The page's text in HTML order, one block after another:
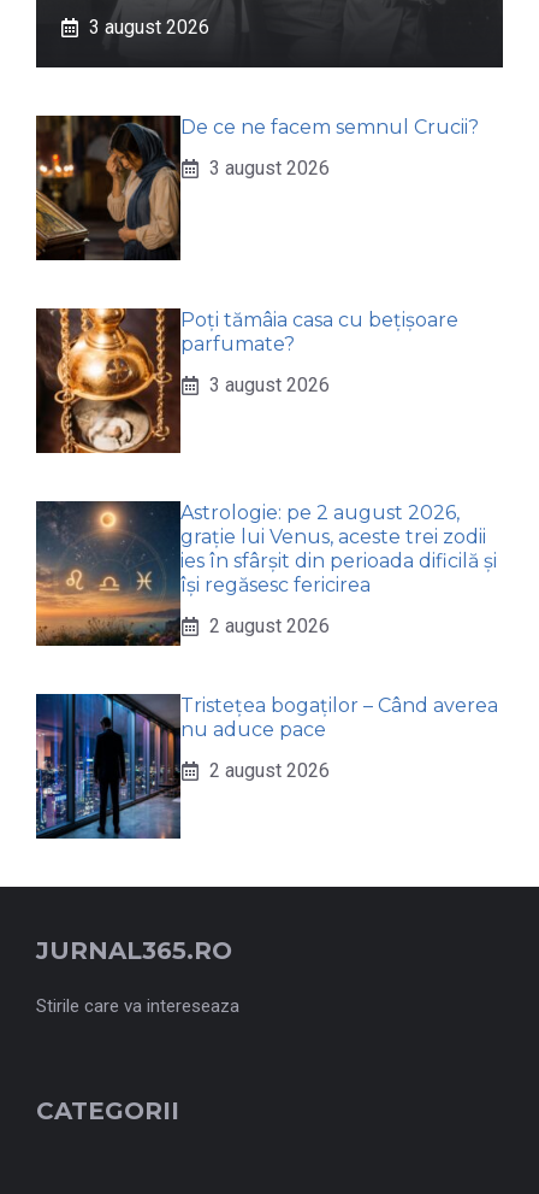
3 august 2026
De ce ne facem semnul Crucii?
3 august 2026
Poți tămâia casa cu bețișoare
parfumate?
3 august 2026
Astrologie: pe 2 august 2026,
grație lui Venus, aceste trei zodii
ies în sfârșit din perioada dificilă și
își regăsesc fericirea
2 august 2026
Tristețea bogaților – Când averea
nu aduce pace
2 august 2026
JURNAL365.RO
Stirile care va intereseaza
CATEGORII